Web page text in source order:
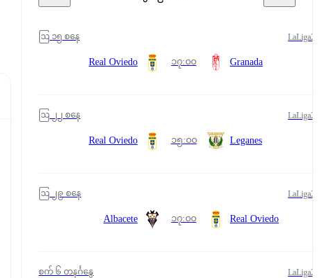
ဩ ၁၅ စနေ LaLiga2
Real Oviedo ၁၇:၀၀ Granada
ဩ ၂၂ စနေ LaLiga2
Real Oviedo ၁၅:၀၀ Leganes
ဩ ၂၉ စနေ LaLiga2
Albacete ၁၇:၀၀ Real Oviedo
စက် ၆ တနင်္ဂနွေ LaLiga2